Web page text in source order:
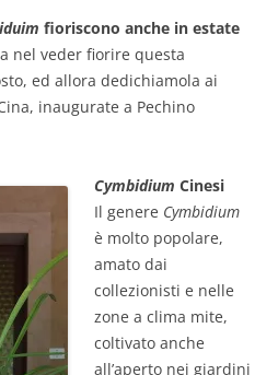
fioriscono anche in estate
nel veder fiorire questa
ed allora dedichiamola ai
inaugurate a Pechino
Cymbidium Cinesi
Il genere Cymbidium
è molto popolare,
amato dai
collezionisti e nelle
zone a clima mite,
coltivato anche
all’aperto nei giardini